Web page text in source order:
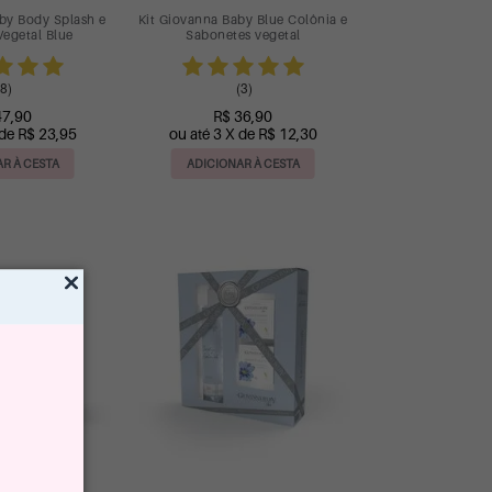
Body Splash e
Blue
R$ 23,95
À CESTA
Kit Giovanna Baby Blue Colônia e
Sabonetes vegetal
(3)
R$ 36,90
ou até 3 X de R$ 12,30
ADICIONAR À CESTA